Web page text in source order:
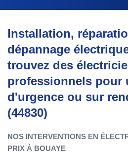
Installation,
dépannage
trouvez des
professionnels pour
d'urgence ou sur
(44830)
NOS INTERVENTIONS EN
PRIX À BOUAYE